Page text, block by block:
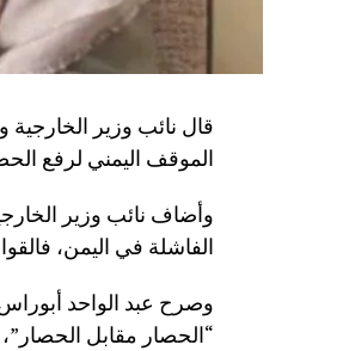
قال نائب وزير
الموقف اليمني لرفع
وأضاف نائب وزير
الفاشلة في اليمن،
وصرح عبد الواحد
“الحصار مقابل الحصار”،